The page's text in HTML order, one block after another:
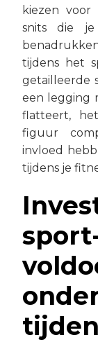
kiezen
snits die
tijdens het
getailleerde
een legging
flatteert,
figuur
invloed
tijdens je